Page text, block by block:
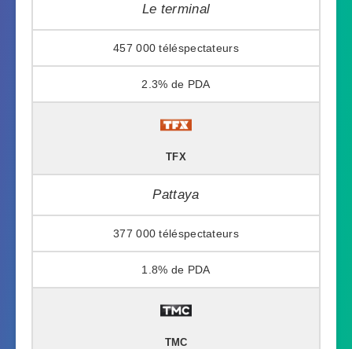
Le terminal
457 000
2.3%
TFX
Pattaya
377 000
1.8%
TMC